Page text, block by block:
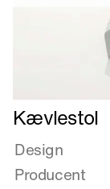
Læs
mere
om
Kævlestol
Kævlestol
Design
Producent